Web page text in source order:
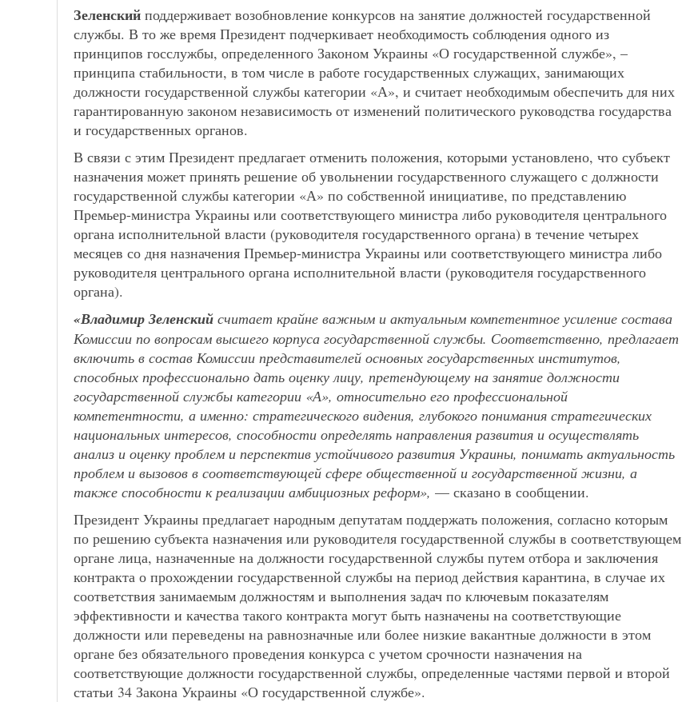
Зеленский поддерживает возобновление конкурсов на занятие должностей государственной
службы. В то же время Президент подчеркивает необходимость соблюдения одного из
принципов госслужбы, определенного Законом Украины «О государственной службе», –
принципа стабильности, в том числе в работе государственных служащих, занимающих
должности государственной службы категории «А», и считает необходимым обеспечить для них
гарантированную законом независимость от изменений политического руководства государства
и государственных органов.
В связи с этим Президент предлагает отменить положения, которыми установлено, что субъект
назначения может принять решение об увольнении государственного служащего с должности
государственной службы категории «А» по собственной инициативе, по представлению
Премьер-министра Украины или соответствующего министра либо руководителя центрального
органа исполнительной власти (руководителя государственного органа) в течение четырех
месяцев со дня назначения Премьер-министра Украины или соответствующего министра либо
руководителя центрального органа исполнительной власти (руководителя государственного
органа).
«Владимир Зеленский считает крайне важным и актуальным компетентное усиление состава
Комиссии по вопросам высшего корпуса государственной службы. Соответственно, предлагает
включить в состав Комиссии представителей основных государственных институтов,
способных профессионально дать оценку лицу, претендующему на занятие должности
государственной службы категории «А», относительно его профессиональной
компетентности, а именно: стратегического видения, глубокого понимания стратегических
национальных интересов, способности определять направления развития и осуществлять
анализ и оценку проблем и перспектив устойчивого развития Украины, понимать актуальность
проблем и вызовов в соответствующей сфере общественной и государственной жизни, а
также способности к реализации амбициозных реформ», — сказано в сообщении.
Президент Украины предлагает народным депутатам поддержать положения, согласно которым
по решению субъекта назначения или руководителя государственной службы в соответствующем
органе лица, назначенные на должности государственной службы путем отбора и заключения
контракта о прохождении государственной службы на период действия карантина, в случае их
соответствия занимаемым должностям и выполнения задач по ключевым показателям
эффективности и качества такого контракта могут быть назначены на соответствующие
должности или переведены на равнозначные или более низкие вакантные должности в этом
органе без обязательного проведения конкурса с учетом срочности назначения на
соответствующие должности государственной службы, определенные частями первой и второй
статьи 34 Закона Украины «О государственной службе».